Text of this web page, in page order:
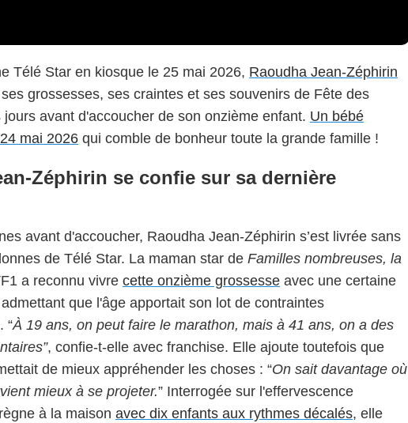
Télé Star en kiosque le 25 mai 2026, Raoudha Jean-Zéphirin
grossesses, ses craintes et ses souvenirs de Fête des
avant d'accoucher de son onzième enfant. Un bébé
mai 2026 qui comble de bonheur toute la grande famille !
Zéphirin se confie sur sa dernière
avant d'accoucher, Raoudha Jean-Zéphirin s’est livrée sans
de Télé Star. La maman star de Familles nombreuses, la
a reconnu vivre cette onzième grossesse avec une certaine
que l'âge apportait son lot de contraintes
“À 19 ans, on peut faire le marathon, mais à 41 ans, on a des
, confie-t-elle avec franchise. Elle ajoute toutefois que
de mieux appréhender les choses : “On sait davantage où
mieux à se projeter.” Interrogée sur l'effervescence
à la maison avec dix enfants aux rythmes décalés, elle